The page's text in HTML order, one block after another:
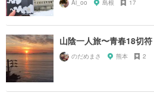
Ai_oo 島根 17
山陰一人旅〜青春18切符
のだめまさ 熊本 2